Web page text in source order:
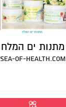
מתנות ים המלח
sea-of-health.com